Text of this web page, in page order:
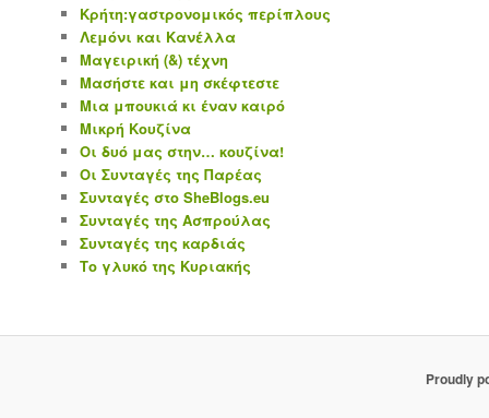
Κρήτη:γαστρονομικός περίπλους
Λεμόνι και Κανέλλα
Μαγειρική (&) τέχνη
Μασήστε και μη σκέφτεστε
Μια μπουκιά κι έναν καιρό
Μικρή Κουζίνα
Οι δυό μας στην… κουζίνα!
Οι Συνταγές της Παρέας
Συνταγές στο SheBlogs.eu
Συνταγές της Ασπρούλας
Συνταγές της καρδιάς
Το γλυκό της Κυριακής
Proudly